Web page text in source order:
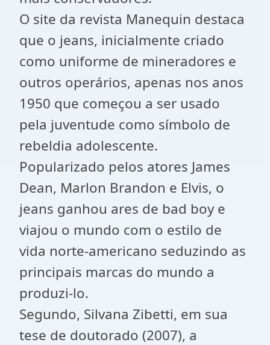
O site da revista Manequin destaca
que o jeans, inicialmente criado
como uniforme de mineradores e
outros operários, apenas nos anos
1950 que começou a ser usado
pela juventude como símbolo de
rebeldia adolescente.
Popularizado pelos atores James
Dean, Marlon Brandon e Elvis, o
jeans ganhou ares de bad boy e
viajou o mundo com o estilo de
vida norte-americano seduzindo as
principais marcas do mundo a
produzi-lo.
Segundo, Silvana Zibetti, em sua
tese de doutorado (2007), a